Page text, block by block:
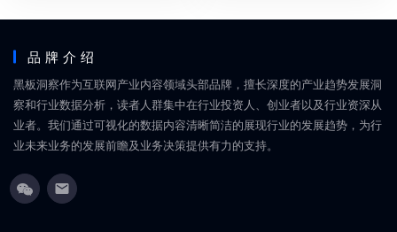
品牌介绍
黑板洞察作为互联网产业内容领域头部品牌，擅长深度的产业趋势发展洞
察和行业数据分析，读者人群集中在行业投资人、创业者以及行业资深从
业者。我们通过可视化的数据内容清晰简洁的展现行业的发展趋势，为行
业未来业务的发展前瞻及业务决策提供有力的支持。